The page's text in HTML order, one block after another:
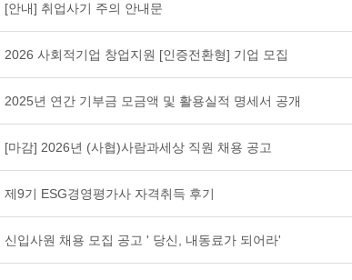
[안내] 취업사기 주의 안내문
2026 사회적기업 창업지원 [인증전환형] 기업 모집
2025년 연간 기부금 모금액 및 활용실적 명세서 공개
[마감] 2026년 (사협)사람과세상 직원 채용 공고
제9기 ESG경영평가사 자격취득 후기
신입사원 채용 모집 공고 ' 당신, 내동료가 되어라'